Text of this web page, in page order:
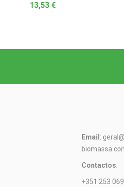
13,53 €
Email :
Contactos:
+351 253 069